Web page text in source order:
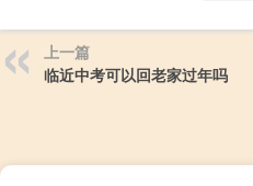
上一篇
临近中考可以回老家过年吗